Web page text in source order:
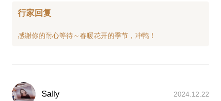
行家回复
Sally 2024.12.22